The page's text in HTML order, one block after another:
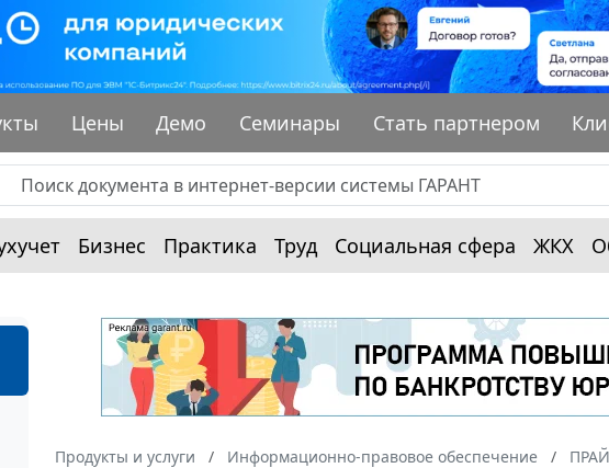
Цены Демо Семинары Стать партнером
Бизнес Практика Труд Социальная сфера ЖКХ
Продукты и услуги Информационно-правовое обеспечение